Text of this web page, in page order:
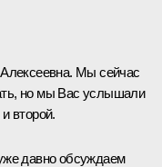
Алексеевна. Мы сейчас
но мы Вас услышали
второй.
давно обсуждаем